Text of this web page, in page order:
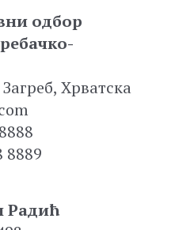
одбор
Хрватска
8889
Радић